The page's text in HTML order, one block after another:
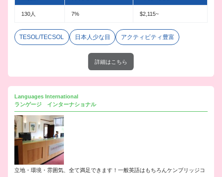
130人 7% $2,115~
TESOL/TECSOL 日本人少な目 アクティビティ豊富
詳細はこちら
Languages International
ランゲージ インターナショナル
立地・環境・雰囲気、全て満足できます！一般英語はもちろんケンブリッジコ